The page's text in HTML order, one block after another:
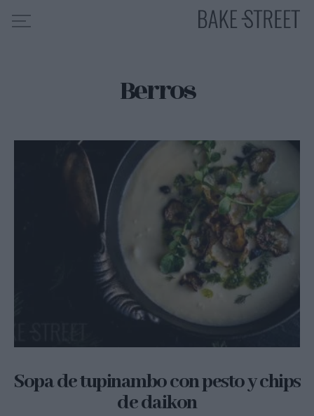
SOBRE MÍ
MIS CURSOS
CONTACTO
Berros
Sopa de tupinambo con pesto y chips
de daikon